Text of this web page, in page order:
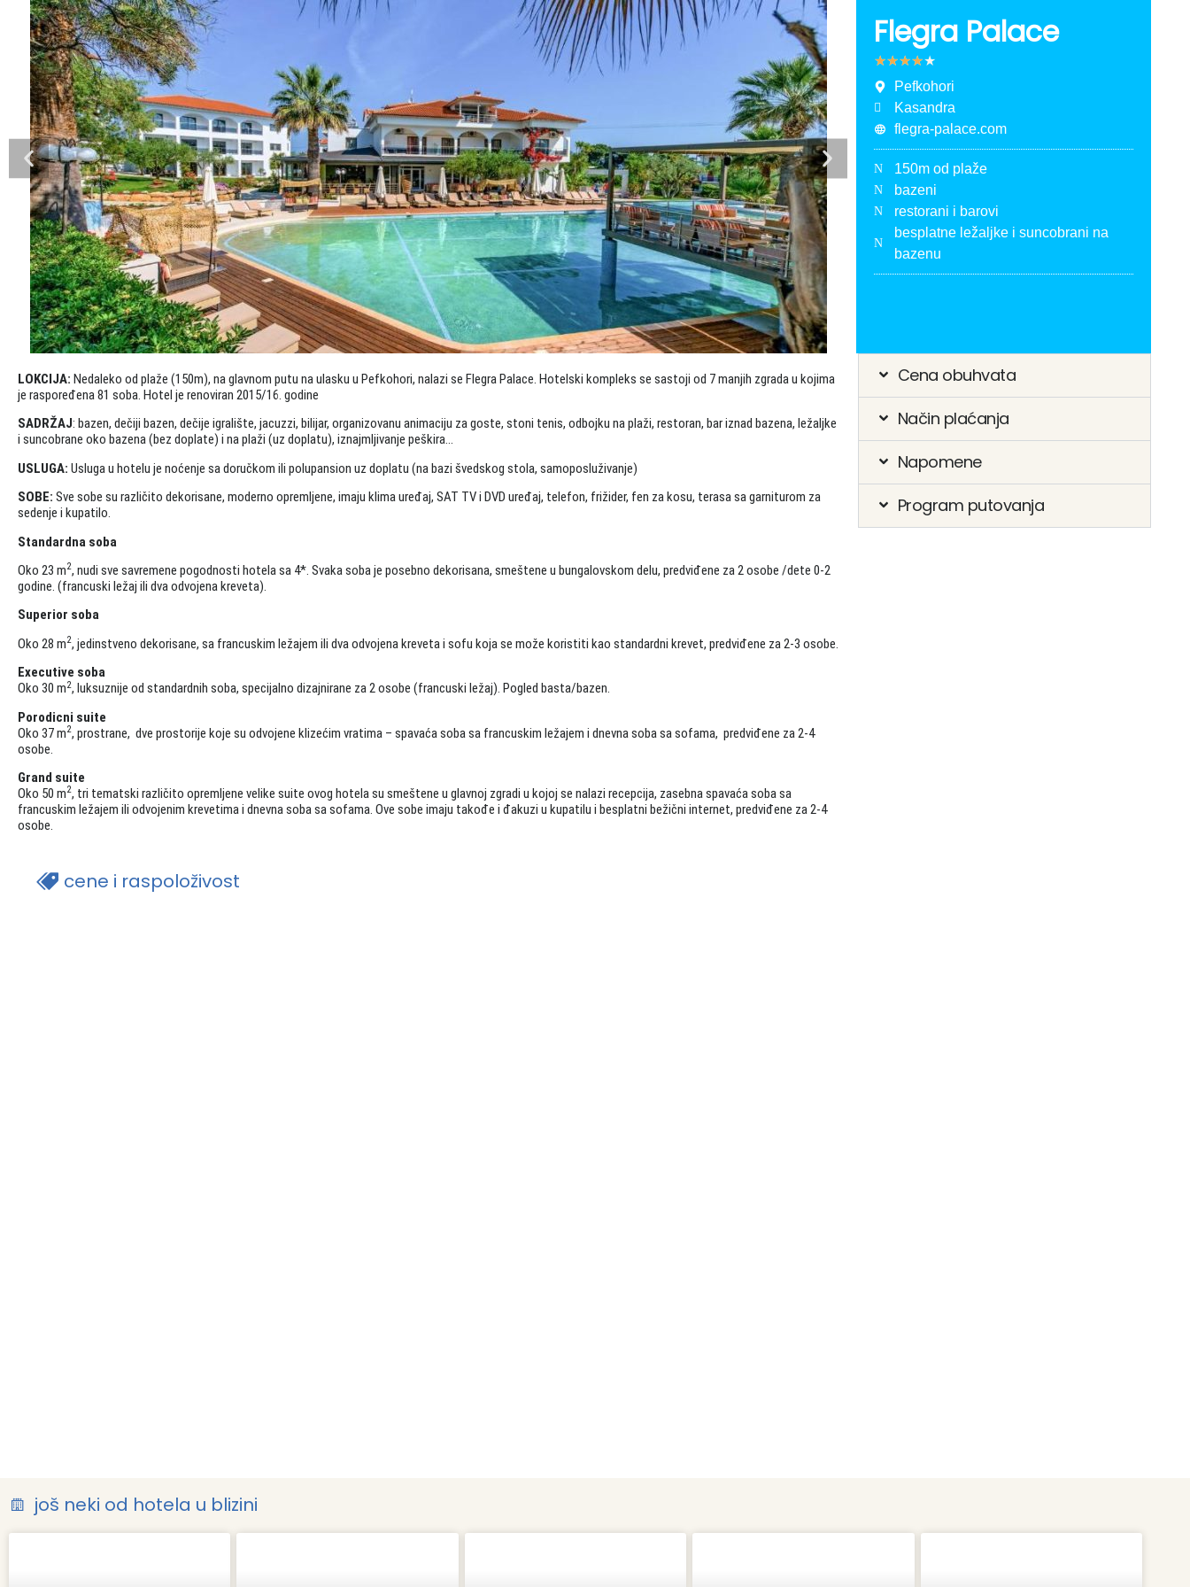
Flegra Palace
★★★★★
Pefkohori
Kasandra
flegra-palace.com
150m od plaže
bazeni
restorani i barovi
besplatne ležaljke i suncobrani na
bazenu
LOKCIJA: Nedaleko od plaže (150m), na glavnom putu na ulasku u Pefkohori, nalazi se Flegra Palace. Hotelski kompleks se sastoji od 7 manjih zgrada u kojima
je raspoređena 81 soba. Hotel je renoviran 2015/16. godine
SADRŽAJ: bazen, dečiji bazen, dečije igralište, jacuzzi, bilijar, organizovanu animaciju za goste, stoni tenis, odbojku na plaži, restoran, bar iznad bazena, ležaljke
i suncobrane oko bazena (bez doplate) i na plaži (uz doplatu), iznajmljivanje peškira…
USLUGA: Usluga u hotelu je noćenje sa doručkom ili polupansion uz doplatu (na bazi švedskog stola, samoposluživanje)
SOBE: Sve sobe su različito dekorisane, moderno opremljene, imaju klima uređaj, SAT TV i DVD uređaj, telefon, frižider, fen za kosu, terasa sa garniturom za
sedenje i kupatilo.
Standardna soba
Oko 23 m2, nudi sve savremene pogodnosti hotela sa 4*. Svaka soba je posebno dekorisana, smeštene u bungalovskom delu, predviđene za 2 osobe /dete 0-2
godine. (francuski ležaj ili dva odvojena kreveta).
Superior soba
Oko 28 m2, jedinstveno dekorisane, sa francuskim ležajem ili dva odvojena kreveta i sofu koja se može koristiti kao standardni krevet, predviđene za 2-3 osobe.
Executive soba
Oko 30 m2, luksuznije od standardnih soba, specijalno dizajnirane za 2 osobe (francuski ležaj). Pogled basta/bazen.
Porodicni suite
Oko 37 m2, prostrane, dve prostorije koje su odvojene klizećim vratima – spavaća soba sa francuskim ležajem i dnevna soba sa sofama, predviđene za 2-4
osobe.
Grand suite
Oko 50 m2, tri tematski različito opremljene velike suite ovog hotela su smeštene u glavnoj zgradi u kojoj se nalazi recepcija, zasebna spavaća soba sa
francuskim ležajem ili odvojenim krevetima i dnevna soba sa sofama. Ove sobe imaju takođe i đakuzi u kupatilu i besplatni bežični internet, predviđene za 2-4
osobe.
cene i raspoloživost
Cena obuhvata
Način plaćanja
Napomene
Program putovanja
još neki od hotela u blizini